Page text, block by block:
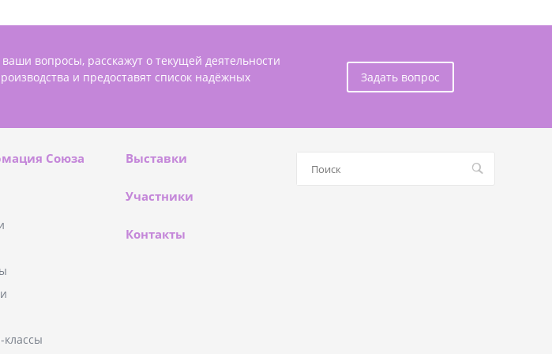
вопросы, расскажут о текущей деятельности
и предоставят список надёжных
Задать вопрос
Союза Выставки
Участники
Контакты